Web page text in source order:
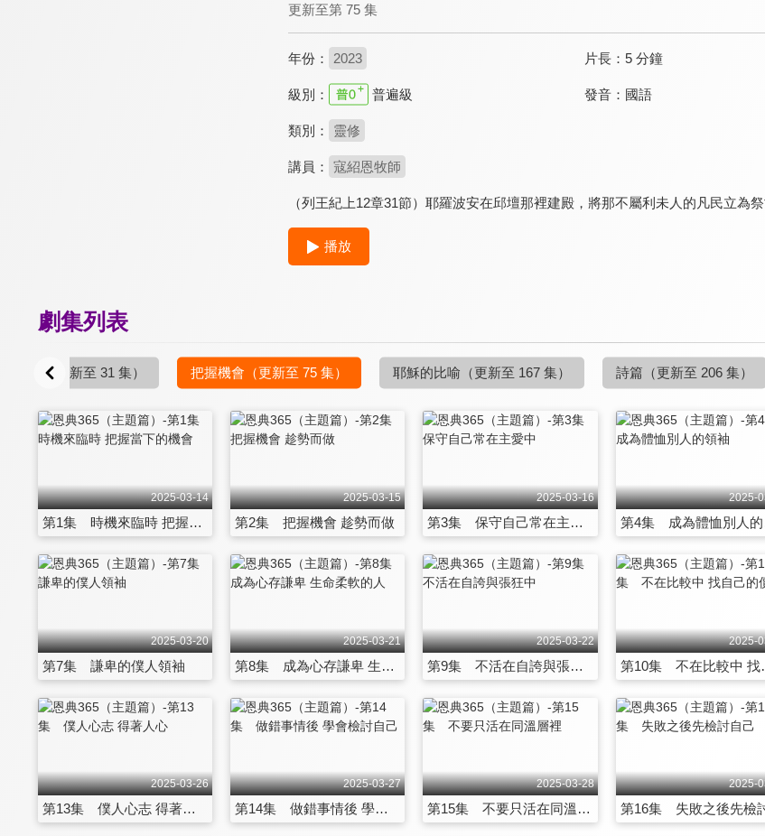
更新至第 75 集
年份： 2023 片長： 5 分鐘
級別： 普遍級 發音： 國語
類別： 靈修
講員： 寇紹恩牧師
（列王紀上12章31節）耶羅波安在邱壇那裡建殿，將那不屬利未人的凡民立為祭
播放
劇集列表
（更新至 31 集） 把握機會 （更新至 75 集） 耶穌的比喻 （更新至 167 集） 詩篇 （更新至 206 集）
2025-03-14
第1集 時機來臨時 把握當下的機會
2025-03-15
第2集 把握機會 趁勢而做
2025-03-16
第3集 保守自己常在主愛中
2025-
2025-03-20
第7集 謙卑的僕人領袖
2025-03-21
第8集 成為心存謙卑 生命柔軟的人
2025-03-22
第9集 不活在自誇與張狂中
2025-
第10集
2025-03-26
第13集 僕人心志 得著人心
2025-03-27
第14集 做錯事情後 學會檢討自己
2025-03-28
第15集 不要只活在同溫層裡
2025-